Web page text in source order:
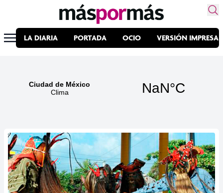
LA DIARIA PORTADA OCIO VERSIÓN IMPRESA